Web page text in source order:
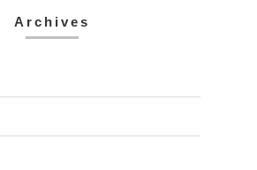
Archives